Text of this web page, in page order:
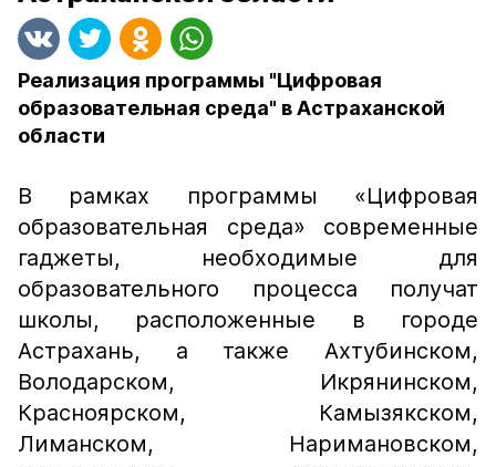
Реализация программы "Цифровая
образовательная среда" в Астраханской
области
В рамках программы «Цифровая
образовательная среда» современные
гаджеты, необходимые для
образовательного процесса получат
школы, расположенные в городе
Астрахань, а также Ахтубинском,
Володарском, Икрянинском,
Красноярском, Камызякском,
Лиманском, Наримановском,